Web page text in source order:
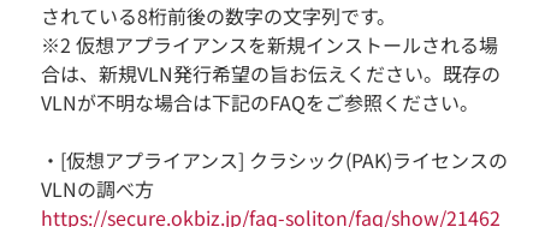
されている8桁前後の数字の文字列です。
※2 仮想アプライアンスを新規インストールされる場
合は、新規VLN発行希望の旨お伝えください。既存の
VLNが不明な場合は下記のFAQをご参照ください。
・[仮想アプライアンス] クラシック(PAK)ライセンスの
VLNの調べ方
https://secure.okbiz.jp/faq-soliton/faq/show/21462